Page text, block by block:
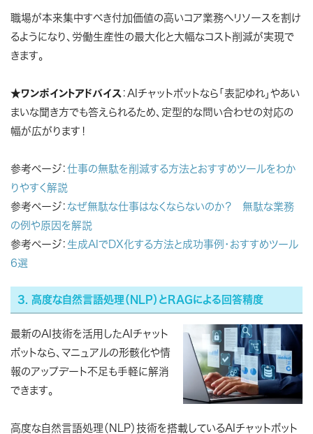
職場が本来集中すべき付加価値の高いコア業務へリソースを割け
るようになり、労働生産性の最大化と大幅なコスト削減が実現で
きます。
★ワンポイントアドバイス ：AIチャットボットなら「表記ゆれ」やあい
まいな聞き方でも答えられるため、定型的な問い合わせの対応の
幅が広がります！
参考ページ： 仕事の無駄を削減する方法とおすすめツールをわか
りやすく解説
参考ページ： なぜ無駄な仕事はなくならないのか？ 無駄な業務
の例や原因を解説
参考ページ： 生成AIでDX化する方法と成功事例・おすすめツール
6選
3. 高度な自然言語処理（NLP）とRAGによる回答精度
最新のAI技術を活用したAIチャット
ボットなら、マニュアルの形骸化や情
報のアップデート不足も手軽に解消
できます。
高度な自然言語処理（NLP）技術を搭載しているAIチャットボット